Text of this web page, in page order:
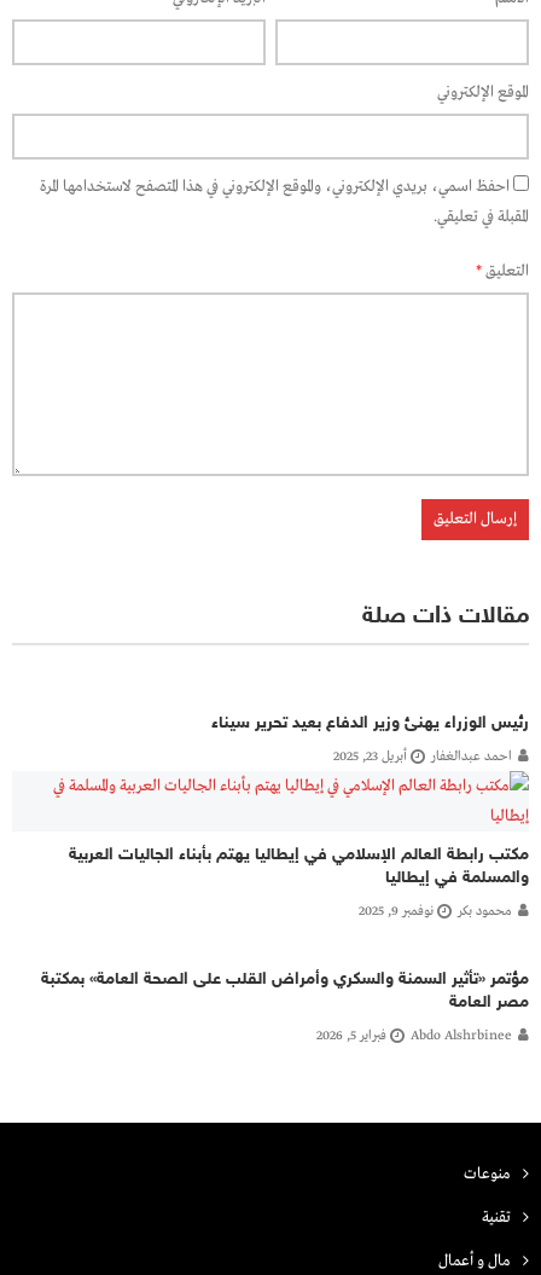
الموقع الإلكتروني
احفظ اسمي، بريدي الإلكتروني، والموقع الإلكتروني في هذا المتصفح لاستخدامها المرة
المقبلة في تعليقي.
التعليق*
مقالات ذات صلة
رئيس الوزراء يهنئ وزير الدفاع بعيد تحرير سيناء
احمد عبدالغفار أبريل 23, 2025
مكتب رابطة العالم الإسلامي في إيطاليا يهتم بأبناء الجاليات العربية
والمسلمة في إيطاليا
محمود بكر نوفمبر 9, 2025
مؤتمر «تأثير السمنة والسكري وأمراض القلب على الصحة العامة» بمكتبة
مصر العامة
Abdo Alshrbinee فبراير 5, 2026
منوعات
تقنية
مال و أعمال